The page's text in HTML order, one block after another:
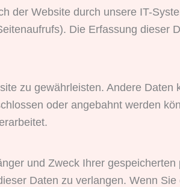
der Website durch unsere IT-
Die Erfassung dieser
zu gewährleisten. Andere Daten
oder angebahnt werden
und Zweck Ihrer
Daten zu verlangen. Wenn